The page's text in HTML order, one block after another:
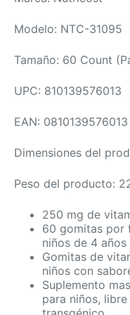
Modelo: NTC-31095
Tamaño: 60 Count
UPC: 810139576013
EAN: 0810139576013
Dimensiones del
Peso del producto:
250 mg de
60 gomitas por
niños de 4
Gomitas de
niños con
Suplemento
para niños,